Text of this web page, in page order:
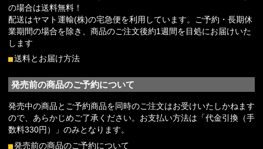
の場合は送料無料！
配送はヤマト運輸(株)の宅急便を利用しています。ご予約・長期休
業期間の場合を除き、商品のご注文後約1週間を目処にお届けいた
します
送料とお届け方法
発売前の商品のご予約について
発売中の商品とご予約商品を同時のご注文はお受けいたしかねます
ので、あらかじめご了承ください。お支払い方法は「代金引換（手
数料330円）」のみとなります。
発売前の商品のご予約について